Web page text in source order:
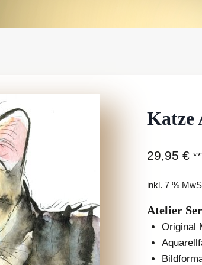
Katze
29,95 €
inkl. 7 %
Atelier
Original